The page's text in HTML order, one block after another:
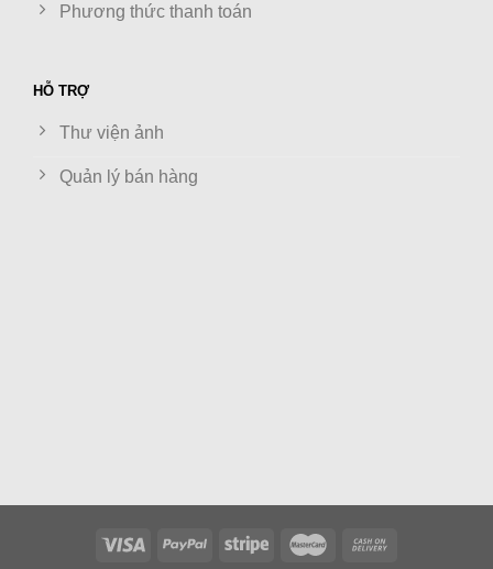
Phương thức thanh toán
HỖ TRỢ
Thư viện ảnh
Quản lý bán hàng